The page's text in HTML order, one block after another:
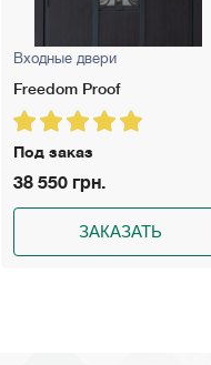
Входные двери
Freedom Proof
Под заказ
38 550 грн.
ЗАКАЗАТЬ